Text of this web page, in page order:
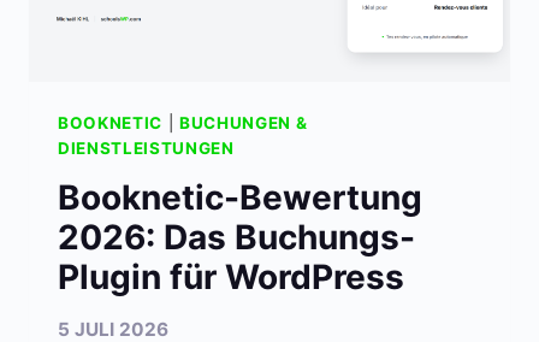
BOOKNETIC |BUCHUNGEN &
DIENSTLEISTUNGEN
Booknetic-Bewertung
2026: Das Buchungs-
Plugin für WordPress
5 JULI 2026